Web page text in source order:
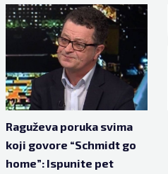
Raguževa poruka svima
koji govore “Schmidt go
home”: Ispunite pet